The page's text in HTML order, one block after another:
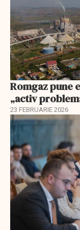
Romgaz pune
„activ
23 FEBRUARIE 2026